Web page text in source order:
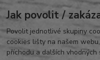
Jak povolit /
Povolit jednotlivé skupiny
cookies lišty na našem
příchodu a dalších vhodných